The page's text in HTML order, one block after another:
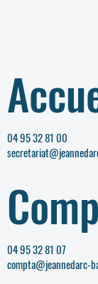
04 95 32 81 00
04 95 32 81 07
compta@jeannedarc-